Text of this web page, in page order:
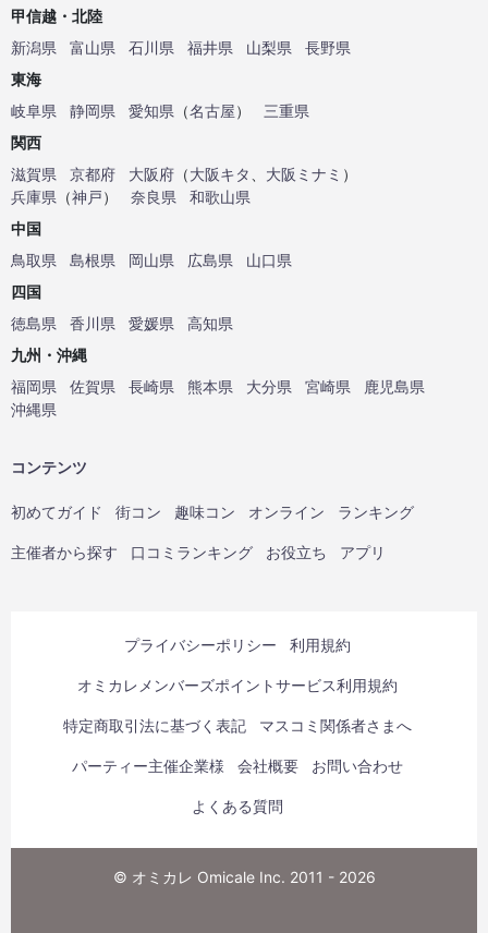
甲信越・北陸
新潟県
富山県 石川県 福井県 山梨県
長野県
東海
岐阜県
静岡県 愛知県 （名古屋）
三重県
関西
滋賀県
京都府 大阪府 （大阪キタ 大阪ミナミ ）
兵庫県 （神戸） 奈良県
和歌山県
中国
鳥取県
島根県 岡山県 広島県
山口県
四国
徳島県
香川県 愛媛県
高知県
九州・沖縄
福岡県
佐賀県 長崎県 熊本県 大分県 宮崎県
鹿児島県
沖縄県
コンテンツ
初めてガイド 街コン 趣味コン オンライン ランキング
主催者から探す 口コミランキング お役立ち アプリ
プライバシーポリシー 利用規約
オミカレメンバーズポイントサービス利用規約
特定商取引法に基づく表記 マスコミ関係者さまへ
パーティー主催企業様 会社概要 お問い合わせ
よくある質問
© オミカレ Omicale Inc. 2011 - 2026